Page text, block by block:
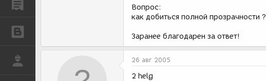
Вопрос:
как добиться полной прозрачности ?
Заранее благодарен за ответ!
26 авг 2005
2 helg